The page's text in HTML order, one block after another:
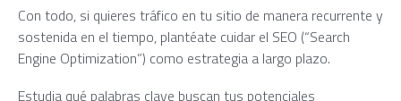
Con todo, si quieres tráfico en tu sitio de manera recurrente y
sostenida en el tiempo, plantéate cuidar el SEO (“Search
Engine Optimization”) como estrategia a largo plazo.
Estudia qué palabras clave buscan tus potenciales